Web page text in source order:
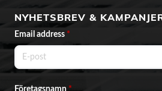
Dubbel ballongvisp
Knådningsverktyg
NYHETSBREV &
Email address *
Företagsnamn *